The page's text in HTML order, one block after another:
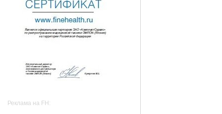
Реклама на FH: